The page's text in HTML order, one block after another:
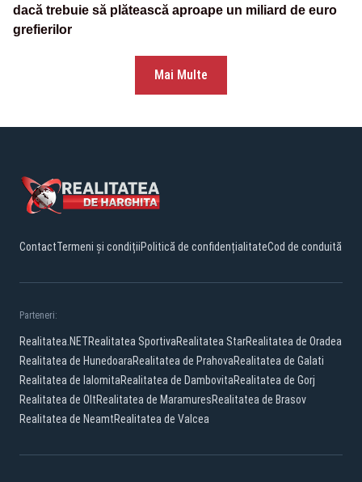
dacă trebuie să plătească aproape un miliard de euro
grefierilor
Mai Multe
ContactTermeni și condițiiPolitică de confidențialitateCod de conduită
Parteneri:
Realitatea.NETRealitatea SportivaRealitatea StarRealitatea de Oradea
Realitatea de HunedoaraRealitatea de PrahovaRealitatea de Galati
Realitatea de IalomitaRealitatea de DambovitaRealitatea de Gorj
Realitatea de OltRealitatea de MaramuresRealitatea de Brasov
Realitatea de NeamtRealitatea de Valcea